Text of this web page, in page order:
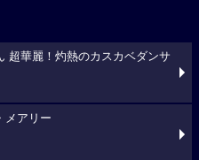
超華麗！灼熱のカスカベダンサ
メアリー